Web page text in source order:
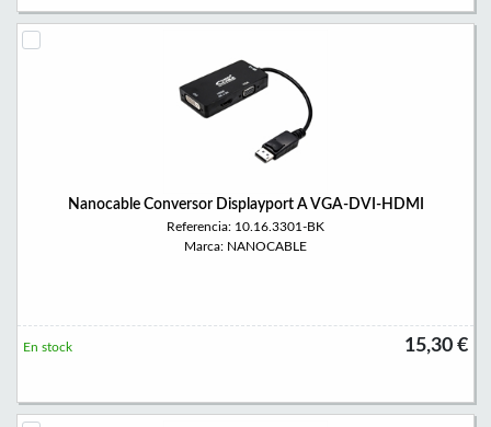
Nanocable Conversor Displayport A VGA-DVI-HDMI
Referencia: 10.16.3301-BK
Marca: NANOCABLE
15,30 €
En stock